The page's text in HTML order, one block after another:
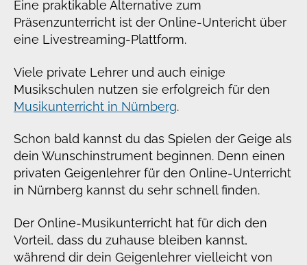
Eine praktikable Alternative zum
Präsenzunterricht ist der Online-Untericht über
eine Livestreaming-Plattform.
Viele private Lehrer und auch einige
Musikschulen nutzen sie erfolgreich für den
Musikunterricht in Nürnberg.
Schon bald kannst du das Spielen der Geige als
dein Wunschinstrument beginnen. Denn einen
privaten Geigenlehrer für den Online-Unterricht
in Nürnberg kannst du sehr schnell finden.
Der Online-Musikunterricht hat für dich den
Vorteil, dass du zuhause bleiben kannst,
während dir dein Geigenlehrer vielleicht von